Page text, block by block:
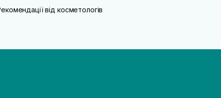
від косметологів